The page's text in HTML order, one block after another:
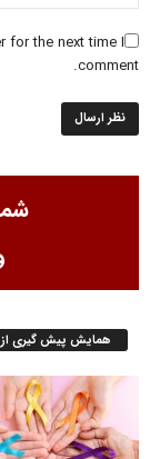
for the next time I
comment.
همایش پیش گیری